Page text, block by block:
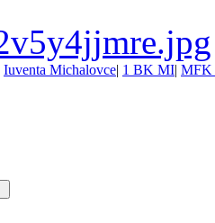
Iuventa Michalovce| 1 BK MI| MFK